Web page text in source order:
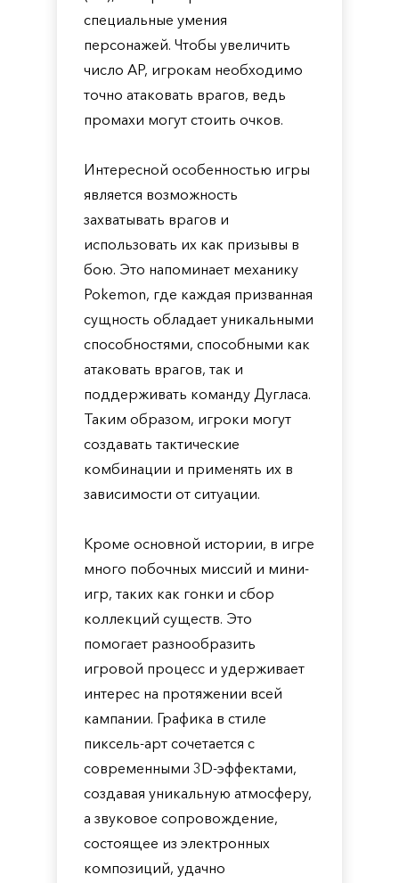
специальные умения
персонажей. Чтобы увеличить
число AP, игрокам необходимо
точно атаковать врагов, ведь
промахи могут стоить очков.
Интересной особенностью игры
является возможность
захватывать врагов и
использовать их как призывы в
бою. Это напоминает механику
Pokemon, где каждая призванная
сущность обладает уникальными
способностями, способными как
атаковать врагов, так и
поддерживать команду Дугласа.
Таким образом, игроки могут
создавать тактические
комбинации и применять их в
зависимости от ситуации.
Кроме основной истории, в игре
много побочных миссий и мини-
игр, таких как гонки и сбор
коллекций существ. Это
помогает разнообразить
игровой процесс и удерживает
интерес на протяжении всей
кампании. Графика в стиле
пиксель-арт сочетается с
современными 3D-эффектами,
создавая уникальную атмосферу,
а звуковое сопровождение,
состоящее из электронных
композиций, удачно